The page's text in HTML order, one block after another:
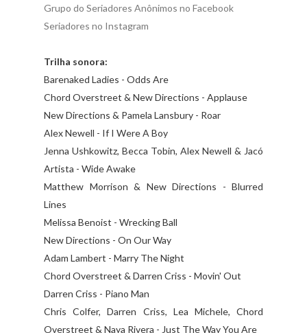
Grupo do Seriadores Anônimos no Facebook
Seriadores no Instagram
Trilha sonora:
Barenaked Ladies - Odds Are
Chord Overstreet & New Directions - Applause
New Directions & Pamela Lansbury - Roar
Alex Newell - If I Were A Boy
Jenna Ushkowitz, Becca Tobin, Alex Newell & Jacó
Artista - Wide Awake
Matthew Morrison & New Directions - Blurred
Lines
Melissa Benoist - Wrecking Ball
New Directions - On Our Way
Adam Lambert - Marry The Night
Chord Overstreet & Darren Criss - Movin' Out
Darren Criss - Piano Man
Chris Colfer, Darren Criss, Lea Michele, Chord
Overstreet & Naya Rivera - Just The Way You Are